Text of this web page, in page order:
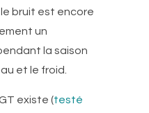
bruit est encore
un
la saison
et le froid.
existe (testé